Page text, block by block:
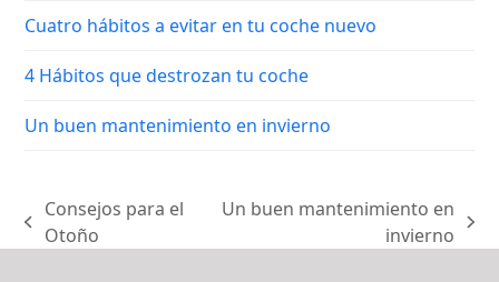
Cuatro hábitos a evitar en tu coche nuevo
4 Hábitos que destrozan tu coche
Un buen mantenimiento en invierno
previous
Consejos para el
Otoño
Un buen mantenimiento en
invierno